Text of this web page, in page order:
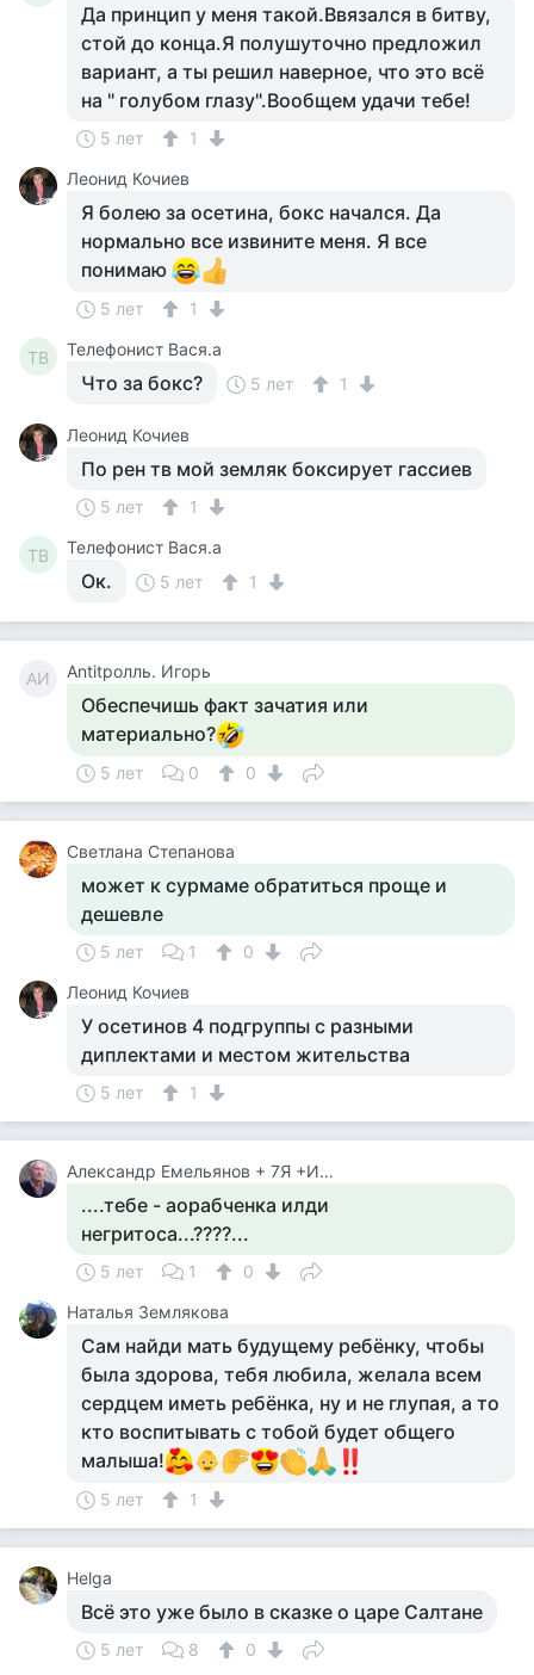
Да принцип у меня такой.Ввязался в битву,
стой до конца.Я полушуточно предложил
вариант, а ты решил наверное, что это всё
на " голубом глазу".Вообщем удачи тебе!
5 лет
1
Леонид Кочиев
Я болею за осетина, бокс начался. Да
нормально все извините меня. Я все
понимаю
5 лет 1
ТВ Телефонист Вася.а
Что за бокс? 5 лет 1
Леонид Кочиев
По рен тв мой земляк боксирует гассиев
5 лет 1
ТВ Телефонист Вася.а
Ок. 5 лет 1
AИ Antitролль. Игорь
Обеспечишь факт зачатия или
материально?
5 лет 0 0
Светлана Степанова
может к сурмаме обратиться проще и
дешевле
5 лет 1
0
Леонид Кочиев
У осетинов 4 подгруппы с разными
диплектами и местом жительства
5 лет 1
Александр Емельянов + 7Я +Инструктор Туризма
....тебе - аорабченка илди
негритоса...????...
5 лет 1
0
Наталья Землякова
Сам найди мать будущему ребёнку, чтобы
была здорова, тебя любила, желала всем
сердцем иметь ребёнка, ну и не глупая, а то
кто воспитывать с тобой будет общего
малыша!
5 лет 1
Helga
Всё это уже было в сказке о царе Салтане
5 лет 8 0